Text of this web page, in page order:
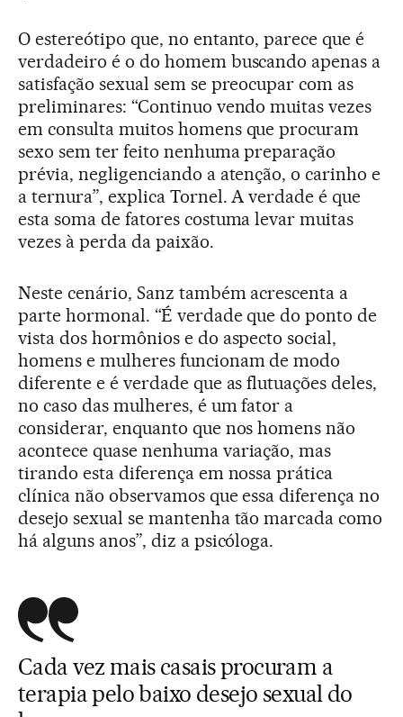
O estereótipo que, no entanto, parece que é
verdadeiro é o do homem buscando apenas a
satisfação sexual sem se preocupar com as
preliminares: “Continuo vendo muitas vezes
em consulta muitos homens que procuram
sexo sem ter feito nenhuma preparação
prévia, negligenciando a atenção, o carinho e
a ternura”, explica Tornel. A verdade é que
esta soma de fatores costuma levar muitas
vezes à perda da paixão.
Neste cenário, Sanz também acrescenta a
parte hormonal. “É verdade que do ponto de
vista dos hormônios e do aspecto social,
homens e mulheres funcionam de modo
diferente e é verdade que as flutuações deles,
no caso das mulheres, é um fator a
considerar, enquanto que nos homens não
acontece quase nenhuma variação, mas
tirando esta diferença em nossa prática
clínica não observamos que essa diferença no
desejo sexual se mantenha tão marcada como
há alguns anos”, diz a psicóloga.
Cada vez mais casais procuram a
terapia pelo baixo desejo sexual do